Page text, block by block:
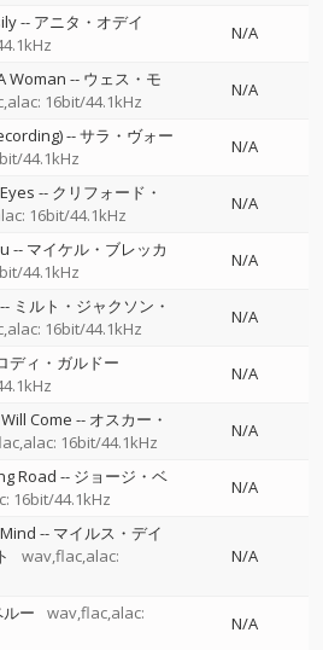
-- アニタ・オデイ
N/A
Woman -- ウェス・モ
16bit/44.1kHz
N/A
--サラ・ヴォー
44.1kHz
N/A
-- クリフォード・
16bit/44.1kHz
N/A
-- マイケル・ブレッカ
44.1kHz
N/A
-- ミルト・ジャクソン・
16bit/44.1kHz
N/A
ディ・ガルドー
N/A
Come -- オスカー・
16bit/44.1kHz
N/A
Road -- ジョージ・ベ
16bit/44.1kHz
N/A
-- マイルス・デイ
wav,flac,alac:
N/A
ー
wav,flac,alac:
N/A